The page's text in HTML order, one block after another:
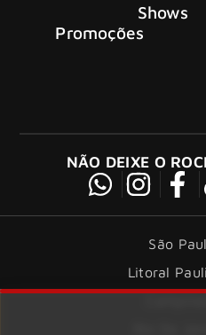
Promoções
Shows
NÃO DEIXE O
São
Litoral